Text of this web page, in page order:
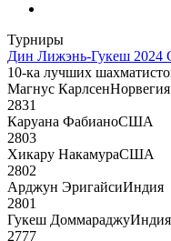
Турниры
Дин Лижэнь-Гукеш 2024
10-ка лучших
Магнус КарлсенНорвегия
2831
Каруана ФабианоСША
2803
Хикару НакамураСША
2802
Арджун ЭригайсиИндия
2801
Гукеш ДоммараджуИндия
2777